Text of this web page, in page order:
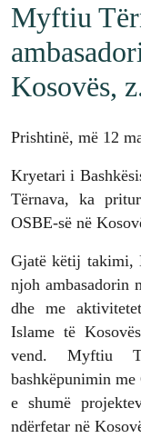
Myftiu
Kosovës,
Prishtinë, më 12
Kryetari i
Tërnava, ka
OSBE-së në
Gjatë këtij takimi,
njoh ambasadorin
dhe me
Islame të
vend. Myftiu
bashkëpunimin
e shumë
ndërfetar në